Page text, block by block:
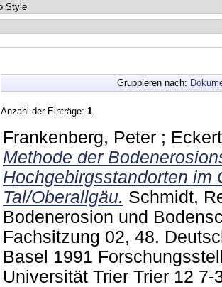
Gruppieren nach:
Anzahl der Einträge: 1
Frankenberg, Peter ;
Methode der
Hochgebirgsstandorten im
Tal/Oberallgäu. Schmidt,
Bodenerosion und
Fachsitzung 02, 48.
Basel 1991
Universität Trier Trier 12 7-